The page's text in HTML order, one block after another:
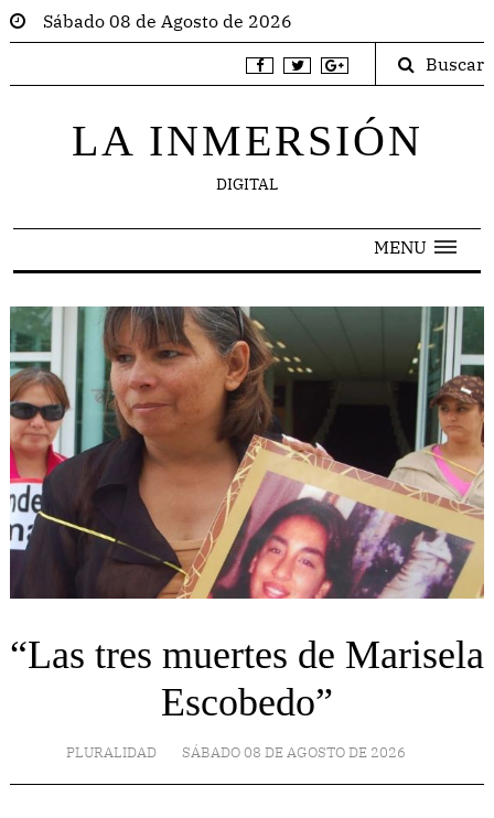
Sábado 08 de Agosto de 2026
Buscar
LA INMERSIÓN
DIGITAL
MENU
“Las tres muertes de Marisela
Escobedo”
PLURALIDAD SÁBADO 08 DE AGOSTO DE 2026